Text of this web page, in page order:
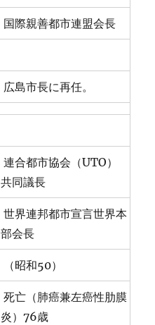
国際親善都市連盟会長
広島市長に再任。
連合都市協会（UTO）
共同議長
世界連邦都市宣言世界本
部会長
（昭和50）
死亡（肺癌兼左癌性肋膜
炎）76歳